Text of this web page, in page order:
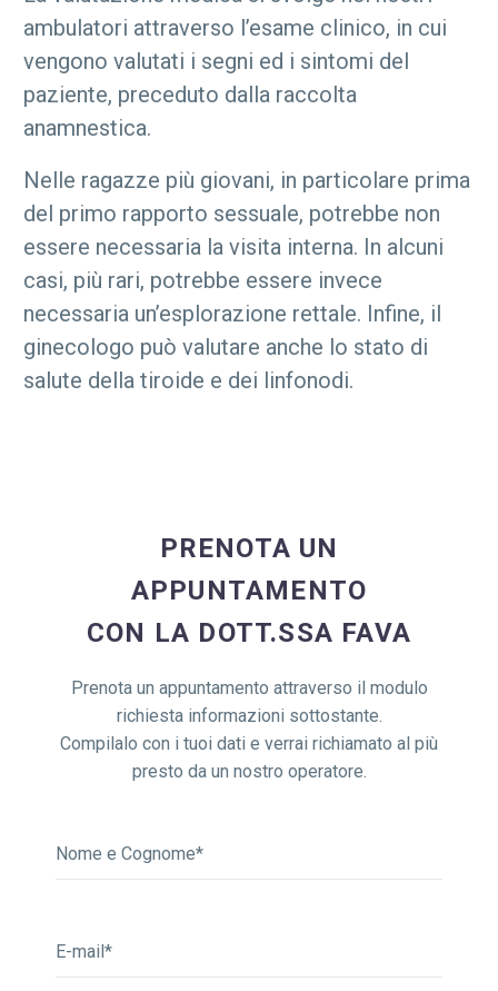
ambulatori attraverso l’esame clinico, in cui
vengono valutati i segni ed i sintomi del
paziente, preceduto dalla raccolta
anamnestica.
Nelle ragazze più giovani, in particolare prima
del primo rapporto sessuale, potrebbe non
essere necessaria la visita interna. In alcuni
casi, più rari, potrebbe essere invece
necessaria un’esplorazione rettale. Infine, il
ginecologo può valutare anche lo stato di
salute della tiroide e dei linfonodi.
PRENOTA UN
APPUNTAMENTO
CON LA DOTT.SSA FAVA
Prenota un appuntamento attraverso il modulo
richiesta informazioni sottostante.
Compilalo con i tuoi dati e verrai richiamato al più
presto da un nostro operatore.